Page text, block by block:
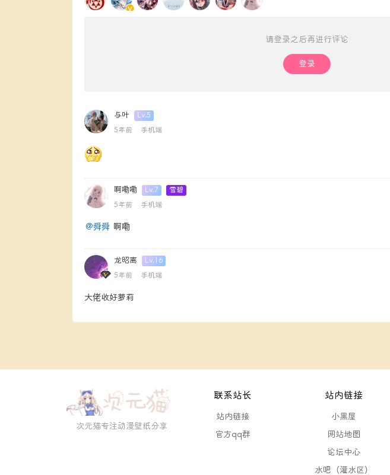
请登录之后再进行评论
登录
与叶
Lv.5
5年前
手机端
啊嘞嘞 Lv.7
雪碧
5年前
手机端
@舜舜 啊嘞
龙昭离 Lv.16
5年前
手机端
大佬收好萝莉
次元猫专注动漫壁纸分享
联系站长
站内链接
官方qq群
站内链接
小黑屋
网站地图
论坛中心
水吧（灌水区）